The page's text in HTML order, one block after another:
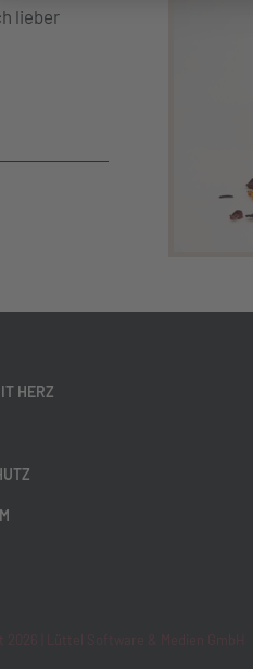
lieber
HERZ
2026 | Lüttel Software & Medien GmbH